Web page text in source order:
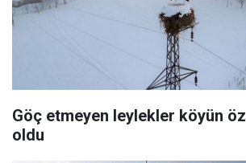
Göç etmeyen leylekler köyün
oldu